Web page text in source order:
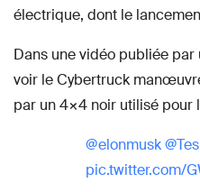
électrique, dont le
Dans une vidéo publiée
voir le Cybertruck
par un 4×4 noir utilisé pour
@elonmusk
pic.twitter.com/